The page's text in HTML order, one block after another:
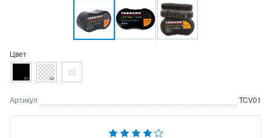
Цвет
Артикул TCV01